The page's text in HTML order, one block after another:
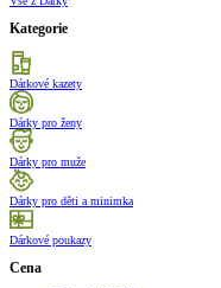
Kategorie
Dárkové kazety
Dárky pro ženy
Dárky pro muže
Dárky pro děti a minimka
Dárkové poukazy
Cena